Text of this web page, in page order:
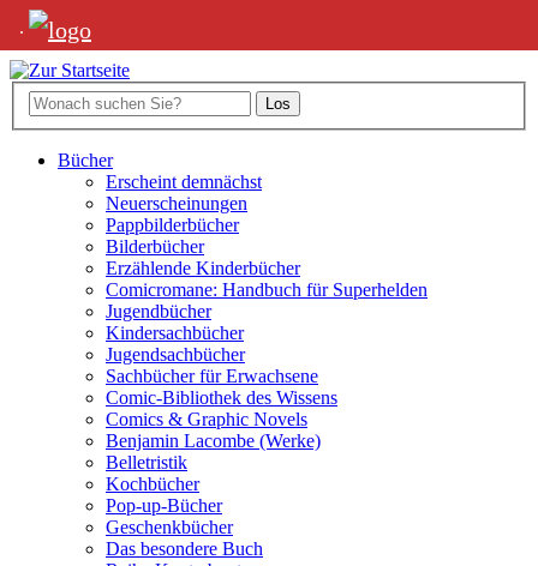
Bücher
Erscheint demnächst
Neuerscheinungen
Pappbilderbücher
Bilderbücher
Erzählende Kinderbücher
Comicromane: Handbuch für Superhelden
Jugendbücher
Kindersachbücher
Jugendsachbücher
Sachbücher für Erwachsene
Comic-Bibliothek des Wissens
Comics & Graphic Novels
Benjamin Lacombe (Werke)
Belletristik
Kochbücher
Pop-up-Bücher
Geschenkbücher
Das besondere Buch
.